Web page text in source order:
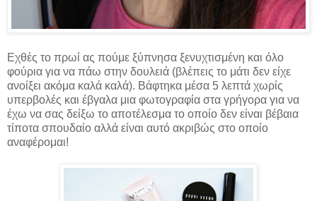
Εχθές το πρωί ας πούμε ξύπνησα ξενυχτισμένη και όλο
φούρια για να πάω στην δουλειά (βλέπεις το μάτι δεν είχε
ανοίξει ακόμα καλά καλά). Βάφτηκα μέσα 5 λεπτά χωρίς
υπερβολές και έβγαλα μια φωτογραφία στα γρήγορα για να
έχω να σας δείξω το αποτέλεσμα το οποίο δεν είναι βέβαια
τίποτα σπουδαίο αλλά είναι αυτό ακριβώς στο οποίο
αναφέρομαι!